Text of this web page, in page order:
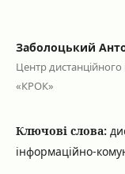
Заболоцький
Центр
«КРОК»
Ключові слова:
інформаційно-